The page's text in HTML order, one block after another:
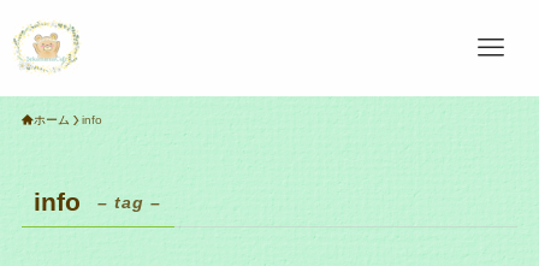
ホーム info
info – tag –